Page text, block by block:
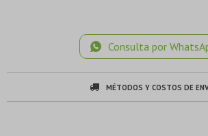
Consulta por
MÉTODOS Y COSTOS DE